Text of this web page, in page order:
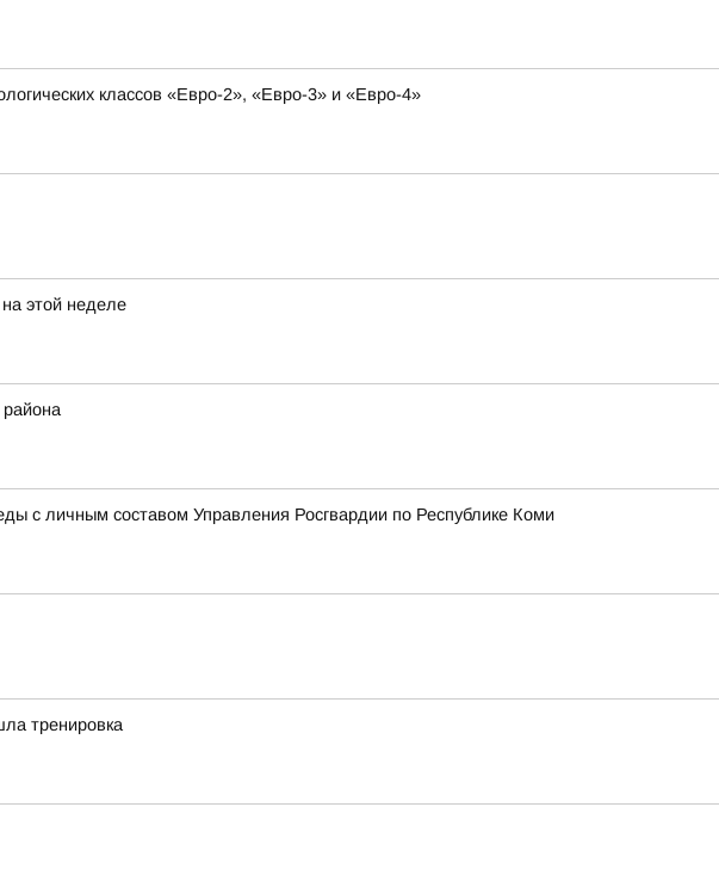
классов «Евро-2», «Евро-3» и «Евро-4»
этой неделе
с личным составом Управления Росгвардии по Республике Коми
тренировка